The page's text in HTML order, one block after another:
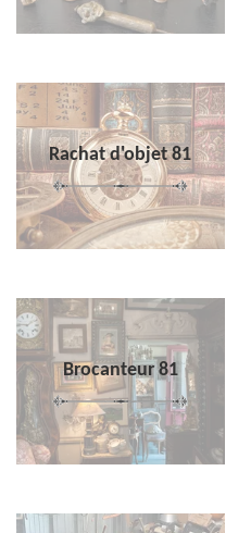
Rachat d'objet 81
Brocanteur 81